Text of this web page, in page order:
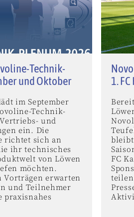
Technik-
und Oktober
im September
Technik-
und
ein. Die
richtet sich an
ihr technisches
von Löwen
möchten.
erwarten
und Teilnehmer
praxisnahes
1.
FC